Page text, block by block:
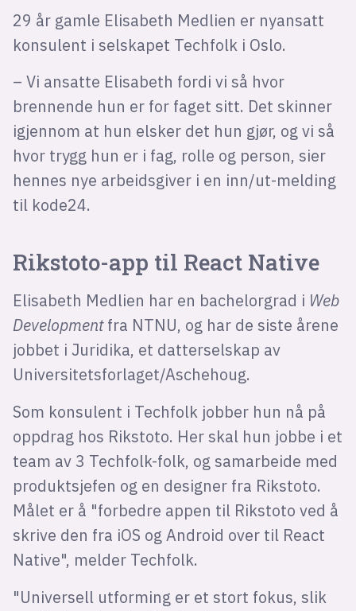
29 år gamle Elisabeth Medlien er nyansatt
konsulent i selskapet Techfolk i Oslo.
– Vi ansatte Elisabeth fordi vi så hvor
brennende hun er for faget sitt. Det skinner
igjennom at hun elsker det hun gjør, og vi så
hvor trygg hun er i fag, rolle og person, sier
hennes nye arbeidsgiver i en inn/ut-melding
til kode24.
Rikstoto-app til React Native
Elisabeth Medlien har en bachelorgrad i Web
Development fra NTNU, og har de siste årene
jobbet i Juridika, et datterselskap av
Universitetsforlaget/Aschehoug.
Som konsulent i Techfolk jobber hun nå på
oppdrag hos Rikstoto. Her skal hun jobbe i et
team av 3 Techfolk-folk, og samarbeide med
produktsjefen og en designer fra Rikstoto.
Målet er å "forbedre appen til Rikstoto ved å
skrive den fra iOS og Android over til React
Native", melder Techfolk.
"Universell utforming er et stort fokus, slik